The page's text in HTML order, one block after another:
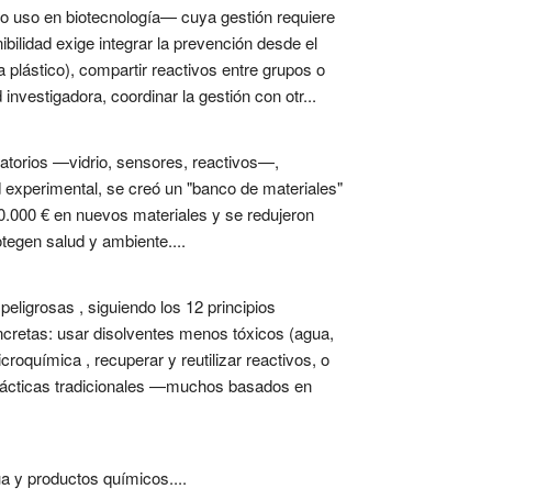
uso en biotecnología— cuya gestión requiere
exige integrar la prevención desde el
compartir reactivos entre grupos o
coordinar la gestión con otr...
—vidrio, sensores, reactivos—,
se creó un "banco de materiales"
€ en nuevos materiales y se redujeron
salud y ambiente....
, siguiendo los 12 principios
usar disolventes menos tóxicos (agua,
, recuperar y reutilizar reactivos, o
tradicionales —muchos basados en
y productos químicos....